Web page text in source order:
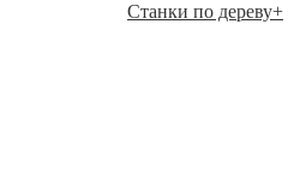
Станки по дереву+